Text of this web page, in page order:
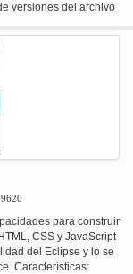
versiones del archivo
a través de la
abiertos. Se
archivos, los tipos o
de menú, opción
la descarga
necesita. Puedes
configure la
que usted necesita
que tiene sólo un
añadir, quitar o
de Java SE, Java
o SOA, incluyendo
de terceros.
para construir
CSS y JavaScript
del Eclipse y lo se
Características: